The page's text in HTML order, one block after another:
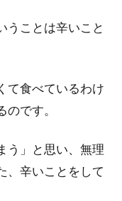
でもできる？おす
介！
ンチなどの外食は、おい
が食べられたり、楽しい
うことは辛いこと
て食べているわけ
です。
う」と思い、無理
、辛いことをして